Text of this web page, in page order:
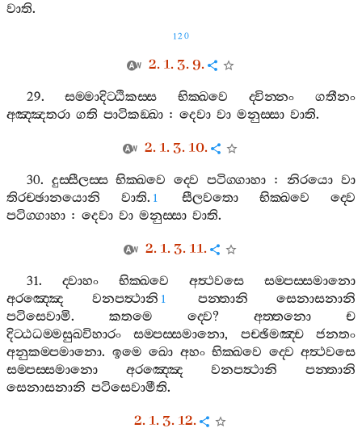
වාති.
120
2. 1. 3. 9.
29.සම‍්මාදිට‍්ඨිකස‍්ස භික‍්ඛවෙ ද‍්වින‍්නං
ගතීනං
අඤ‍්ඤතරා ගති පාටිකඞ‍්ඛා : දෙවා වා මනුස‍්සා වාති.
2. 1. 3. 10.
30. දුස‍්සීලස‍්ස භික‍්ඛවෙ ද‍්වෙ පටිග‍්ගාහා :නිරයො වා
තිරච‍්ඡානයොනි
වාති. 1 සීලවතො භික‍්ඛවෙ
ද‍්වෙ
පටිග‍්ගාහා : දෙවා වා මනුස‍්සා වාති.
2. 1. 3. 11.
31. ද‍්වාහං භික‍්ඛවෙ අත්‍ථවසෙ
සම‍්පස‍්සමානො
අරඤ‍්ඤෙ
වනපත්‍ථානි 1 පන‍්තානි
සෙනාසනානි
පටිසෙවාමි. කතමෙ ද‍්වෙ? අත‍්තනො
ච
දිට‍්ඨධම‍්මසුඛවිහාරං
සම‍්පස‍්සමානො, පච‍්ඡිමඤ‍්ච
ජනතං
අනුකම‍්පමානො. ඉමෙ ඛො අහං භික‍්ඛවෙ ද‍්වෙ අත්‍ථවසෙ
සම‍්පස‍්සමානො
අරඤ‍්ඤෙ වනපත්‍ථානි
පන‍්තානි
සෙනාසනානි පටිසෙවාමීති.
2. 1. 3. 12.